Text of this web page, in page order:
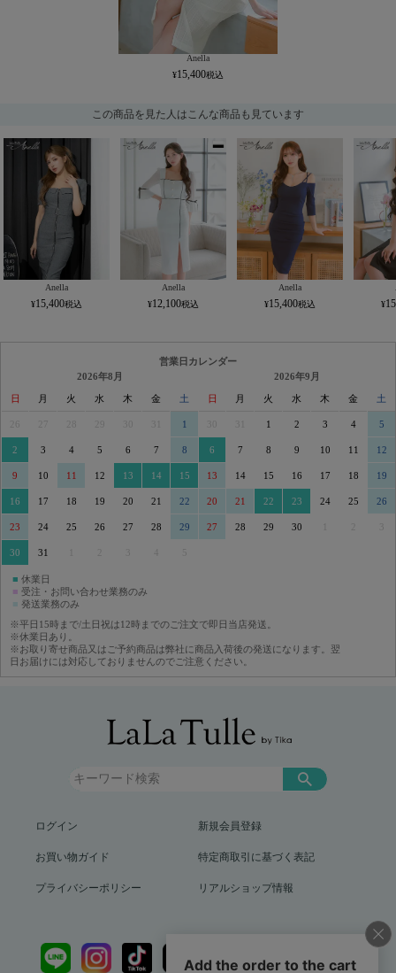
Anella
15,400
この商品を見た人はこんな商品も見ています
Anella
15,400
Anella
12,100
Anella
15,400
営業日カレンダー
2026年8月
日 月 火 水 木 金 土
29 30 31 1
2 3 4 5 6 7 8
9 10 11 12 13 14 15
16 17 18 19 20 21 22
23 24 25 26 27 28 29
30 31 3 5
2026年9月
日 月 火 水 木 金 土
30 31 1 2 3 4 5
6 7 8 9 10 11 12
13 14 15 16 17 18 19
20 21 22 23 24 25 26
27 28 29 30 3
■ 休業日
■ 受注・お問い合わせ業務のみ
■ 発送業務のみ
※平日15時まで/土日祝は12時までのご注文で即日当店発送。
※休業日あり。
※お取り寄せ商品又はご予約商品は弊社に商品入荷後の発送になります。翌
日お届けには対応しておりませんのでご注意ください。
ログイン 新規会員登録
お買い物ガイド 特定商取引に基づく表記
プライバシーポリシー リアルショップ情報